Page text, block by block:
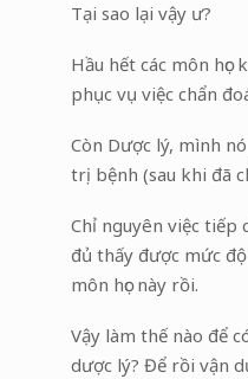
Tại sao lại vậy ư?
Hầu hết các môn học
phục vụ việc chẩn
Còn Dược lý, mình
trị bệnh (sau khi đã
Chỉ nguyên việc tiếp
đủ thấy được mức
môn học này rồi.
Vậy làm thế nào để
dược lý? Để rồi vận